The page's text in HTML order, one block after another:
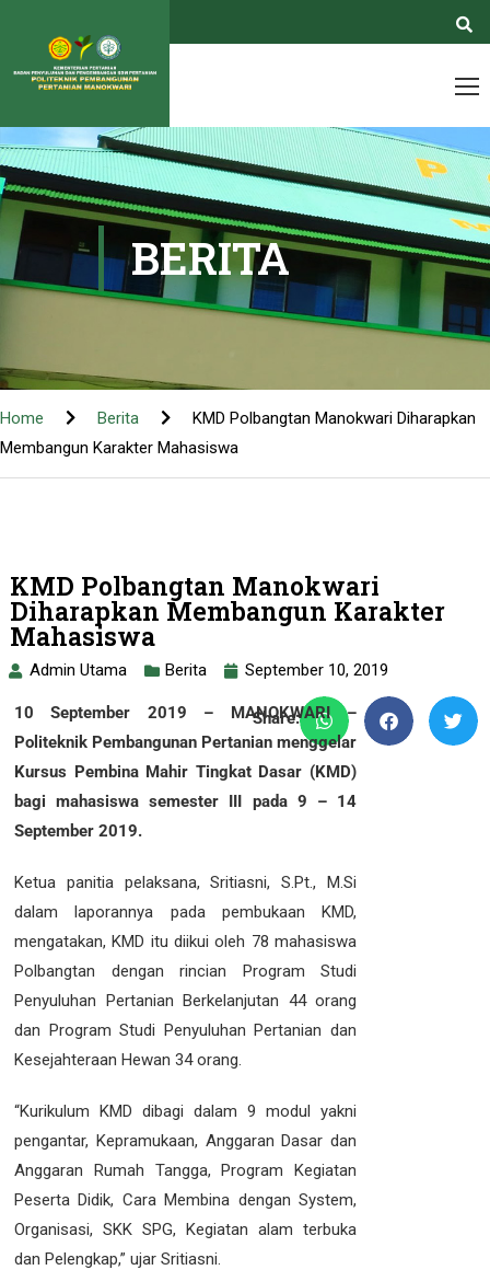
BERITA
Home Berita
KMD Polbangtan Manokwari Diharapkan
Membangun Karakter Mahasiswa
KMD Polbangtan Manokwari
Diharapkan Membangun Karakter
Mahasiswa
Admin Utama Berita September 10, 2019
Share:
10 September 2019 – MANOKWARI –
Politeknik Pembangunan Pertanian menggelar
Kursus Pembina Mahir Tingkat Dasar (KMD)
bagi mahasiswa semester III pada 9 – 14
September 2019.
Ketua panitia pelaksana, Sritiasni, S.Pt., M.Si
dalam laporannya pada pembukaan KMD,
mengatakan, KMD itu diikui oleh 78 mahasiswa
Polbangtan dengan rincian Program Studi
Penyuluhan Pertanian Berkelanjutan 44 orang
dan Program Studi Penyuluhan Pertanian dan
Kesejahteraan Hewan 34 orang.
“Kurikulum KMD dibagi dalam 9 modul yakni
pengantar, Kepramukaan, Anggaran Dasar dan
Anggaran Rumah Tangga, Program Kegiatan
Peserta Didik, Cara Membina dengan System,
Organisasi, SKK SPG, Kegiatan alam terbuka
dan Pelengkap,” ujar Sritiasni.